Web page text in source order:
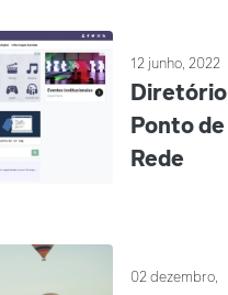
12 junho, 2022
Diretório
Ponto de
Rede
02 dezembro,